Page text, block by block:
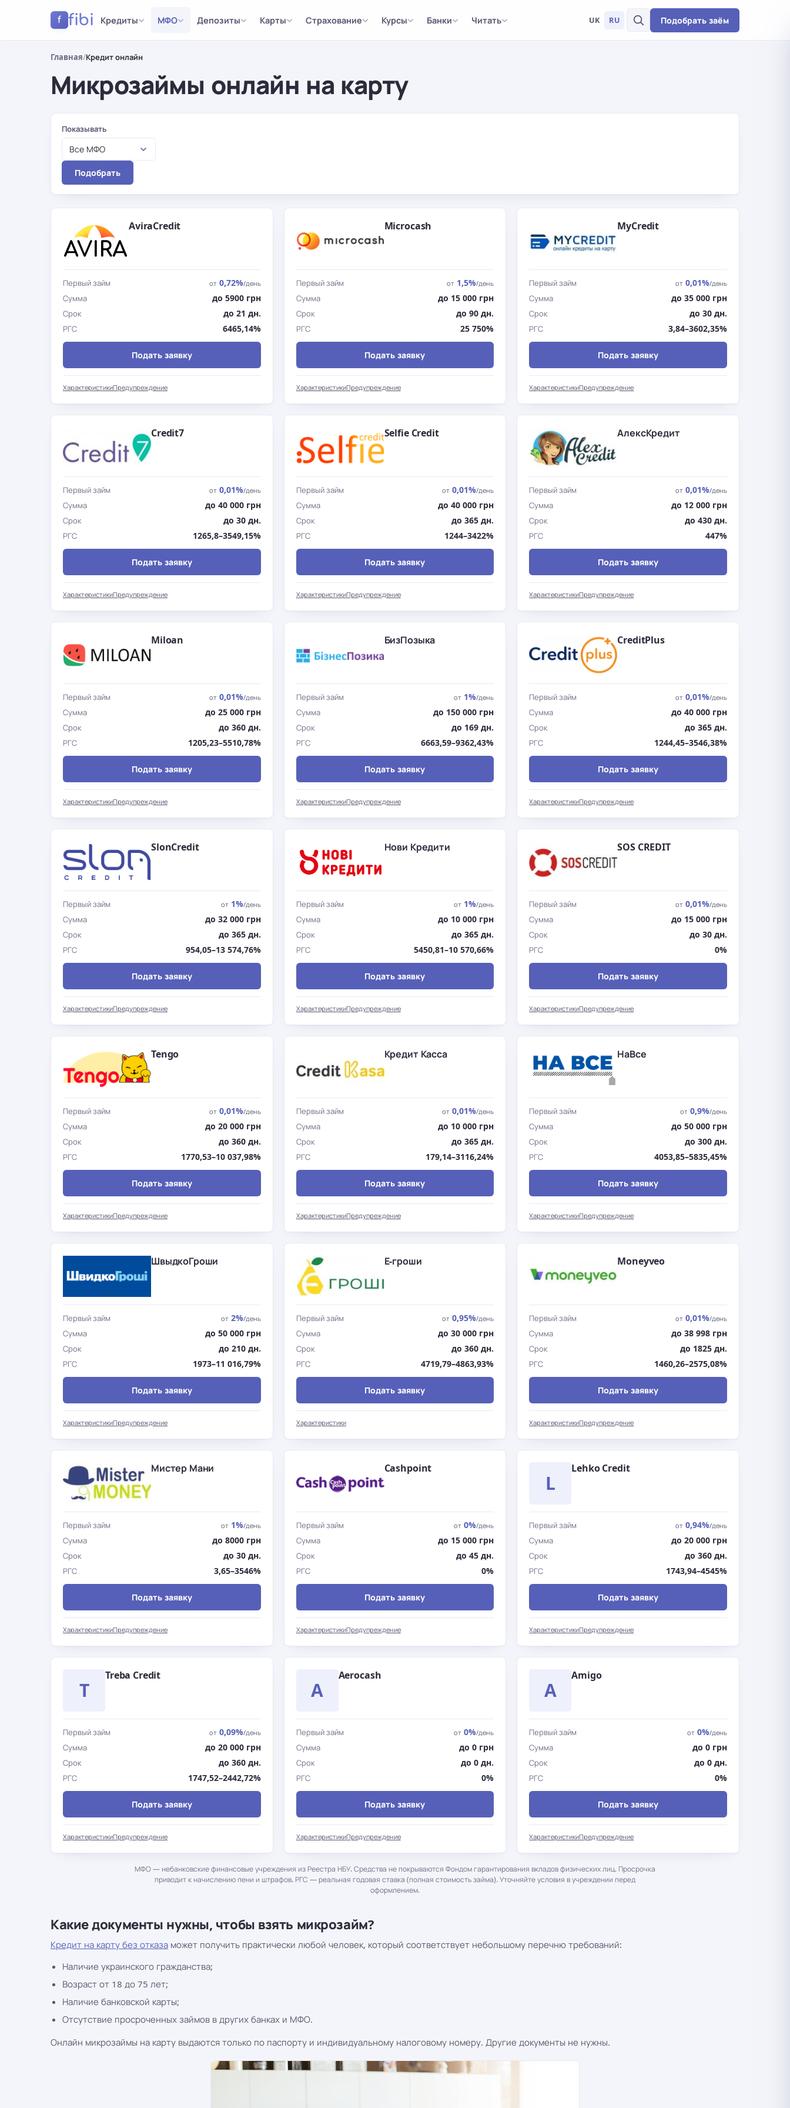
f fibi Кредиты МФО Депозиты Карты Страхование Курсы Банки Читать UK RU Подобрать заём
Главная/Кредит онлайн
Микрозаймы онлайн на карту
Результаты
Показывать
Все МФО
Подобрать
AviraCredit
Первый займ от 0,72%/день
Сумма до 5900 грн
Срок до 21 дн.
РГС 6465,14%
Подать заявку
ХарактеристикиПредупреждение
Microcash
Первый займ от 1,5%/день
Сумма до 15 000 грн
Срок до 90 дн.
РГС 25 750%
Подать заявку
ХарактеристикиПредупреждение
MyCredit
Первый займ от 0,01%/день
Сумма до 35 000 грн
Срок до 30 дн.
РГС 3,84–3602,35%
Подать заявку
ХарактеристикиПредупреждение
Credit7
Первый займ от 0,01%/день
Сумма до 40 000 грн
Срок до 30 дн.
РГС 1265,8–3549,15%
Подать заявку
ХарактеристикиПредупреждение
Selfie Credit
Первый займ от 0,01%/день
Сумма до 40 000 грн
Срок до 365 дн.
РГС 1244–3422%
Подать заявку
ХарактеристикиПредупреждение
АлексКредит
Первый займ от 0,01%/день
Сумма до 12 000 грн
Срок до 430 дн.
РГС 447%
Подать заявку
ХарактеристикиПредупреждение
Miloan
Первый займ от 0,01%/день
Сумма до 25 000 грн
Срок до 360 дн.
РГС 1205,23–5510,78%
Подать заявку
ХарактеристикиПредупреждение
БизПозыка
Первый займ от 1%/день
Сумма до 150 000 грн
Срок до 169 дн.
РГС 6663,59–9362,43%
Подать заявку
ХарактеристикиПредупреждение
CreditPlus
Первый займ от 0,01%/день
Сумма до 40 000 грн
Срок до 365 дн.
РГС 1244,45–3546,38%
Подать заявку
ХарактеристикиПредупреждение
SlonCredit
Первый займ от 1%/день
Сумма до 32 000 грн
Срок до 365 дн.
РГС 954,05–13 574,76%
Подать заявку
ХарактеристикиПредупреждение
Нови Кредити
Первый займ от 1%/день
Сумма до 10 000 грн
Срок до 365 дн.
РГС 5450,81–10 570,66%
Подать заявку
ХарактеристикиПредупреждение
SOS CREDIT
Первый займ от 0,01%/день
Сумма до 15 000 грн
Срок до 30 дн.
РГС 0%
Подать заявку
ХарактеристикиПредупреждение
Tengo
Первый займ от 0,01%/день
Сумма до 20 000 грн
Срок до 360 дн.
РГС 1770,53–10 037,98%
Подать заявку
ХарактеристикиПредупреждение
Кредит Касса
Первый займ от 0,01%/день
Сумма до 10 000 грн
Срок до 365 дн.
РГС 179,14–3116,24%
Подать заявку
ХарактеристикиПредупреждение
НаВсе
Первый займ от 0,9%/день
Сумма до 50 000 грн
Срок до 300 дн.
РГС 4053,85–5835,45%
Подать заявку
ХарактеристикиПредупреждение
ШвыдкоГроши
Первый займ от 2%/день
Сумма до 50 000 грн
Срок до 210 дн.
РГС 1973–11 016,79%
Подать заявку
ХарактеристикиПредупреждение
Е-гроши
Первый займ от 0,95%/день
Сумма до 30 000 грн
Срок до 360 дн.
РГС 4719,79–4863,93%
Подать заявку
Характеристики
Moneyveo
Первый займ от 0,01%/день
Сумма до 38 998 грн
Срок до 1825 дн.
РГС 1460,26–2575,08%
Подать заявку
ХарактеристикиПредупреждение
Мистер Мани
Первый займ от 1%/день
Сумма до 8000 грн
Срок до 30 дн.
РГС 3,65–3546%
Подать заявку
ХарактеристикиПредупреждение
Cashpoint
Первый займ от 0%/день
Сумма до 15 000 грн
Срок до 45 дн.
РГС 0%
Подать заявку
ХарактеристикиПредупреждение
L
Lehko Credit
Первый займ от 0,94%/день
Сумма до 20 000 грн
Срок до 360 дн.
РГС 1743,94–4545%
Подать заявку
ХарактеристикиПредупреждение
T
Treba Credit
Первый займ от 0,09%/день
Сумма до 20 000 грн
Срок до 360 дн.
РГС 1747,52–2442,72%
Подать заявку
ХарактеристикиПредупреждение
A
Aerocash
Первый займ от 0%/день
Сумма до 0 грн
Срок до 0 дн.
РГС 0%
Подать заявку
ХарактеристикиПредупреждение
A
Amigo
Первый займ от 0%/день
Сумма до 0 грн
Срок до 0 дн.
РГС 0%
Подать заявку
ХарактеристикиПредупреждение
МФО — небанковские финансовые учреждения из Реестра НБУ. Средства не покрываются Фондом гарантирования вкладов физических лиц. Просрочка
приводит к начислению пени и штрафов. РГС — реальная годовая ставка (полная стоимость займа). Уточняйте условия в учреждении перед
оформлением.
Какие документы нужны, чтобы взять микрозайм?
Кредит на карту без отказа может получить практически любой человек, который соответствует небольшому перечню требований:
Наличие украинского гражданства;
Возраст от 18 до 75 лет;
Наличие банковской карты;
Отсутствие просроченных займов в других банках и МФО.
Онлайн микрозаймы на карту выдаются только по паспорту и индивидуальному налоговому номеру. Другие документы не нужны.